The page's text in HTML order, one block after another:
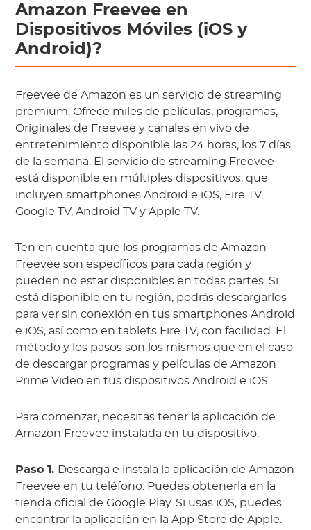
Amazon Freevee en
Dispositivos Móviles (iOS y
Android)?
Freevee de Amazon es un servicio de streaming
premium. Ofrece miles de películas, programas,
Originales de Freevee y canales en vivo de
entretenimiento disponible las 24 horas, los 7 días
de la semana. El servicio de streaming Freevee
está disponible en múltiples dispositivos, que
incluyen smartphones Android e iOS, Fire TV,
Google TV, Android TV y Apple TV.
Ten en cuenta que los programas de Amazon
Freevee son específicos para cada región y
pueden no estar disponibles en todas partes. Si
está disponible en tu región, podrás descargarlos
para ver sin conexión en tus smartphones Android
e iOS, así como en tablets Fire TV, con facilidad. El
método y los pasos son los mismos que en el caso
de descargar programas y películas de Amazon
Prime Video en tus dispositivos Android e iOS.
Para comenzar, necesitas tener la aplicación de
Amazon Freevee instalada en tu dispositivo.
Paso 1. Descarga e instala la aplicación de Amazon
Freevee en tu teléfono. Puedes obtenerla en la
tienda oficial de Google Play. Si usas iOS, puedes
encontrar la aplicación en la App Store de Apple.